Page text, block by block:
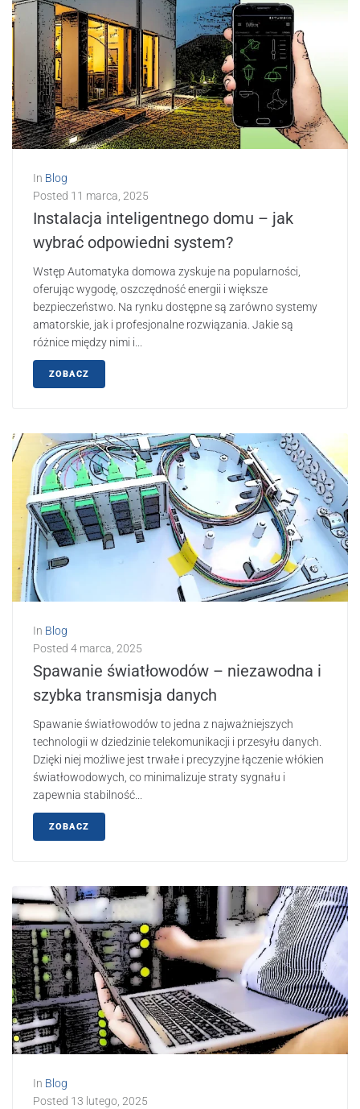
In Blog
Posted 11 marca, 2025
Instalacja inteligentnego domu – jak
wybrać odpowiedni system?
Wstęp Automatyka domowa zyskuje na popularności,
oferując wygodę, oszczędność energii i większe
bezpieczeństwo. Na rynku dostępne są zarówno systemy
amatorskie, jak i profesjonalne rozwiązania. Jakie są
różnice między nimi i...
ZOBACZ
In Blog
Posted 4 marca, 2025
Spawanie światłowodów – niezawodna i
szybka transmisja danych
Spawanie światłowodów to jedna z najważniejszych
technologii w dziedzinie telekomunikacji i przesyłu danych.
Dzięki niej możliwe jest trwałe i precyzyjne łączenie włókien
światłowodowych, co minimalizuje straty sygnału i
zapewnia stabilność...
ZOBACZ
In Blog
Posted 13 lutego, 2025